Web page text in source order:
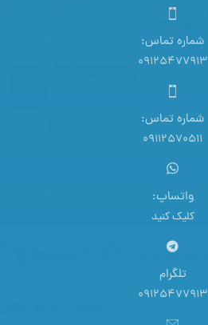
شماره تماس:
09125477913
شماره تماس:
09112570511
واتساپ:
کلیک کنید
تلگرام
09125477913